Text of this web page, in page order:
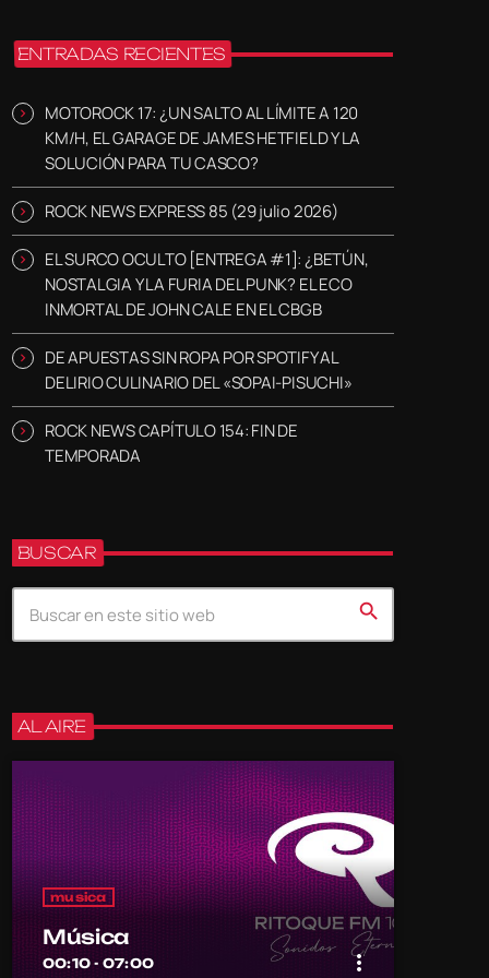
ENTRADAS RECIENTES
MOTOROCK 17: ¿UN SALTO AL LÍMITE A 120
KM/H, EL GARAGE DE JAMES HETFIELD Y LA
SOLUCIÓN PARA TU CASCO?
ROCK NEWS EXPRESS 85 (29 julio 2026)
EL SURCO OCULTO [ENTREGA #1]: ¿BETÚN,
NOSTALGIA Y LA FURIA DEL PUNK? EL ECO
INMORTAL DE JOHN CALE EN EL CBGB
DE APUESTAS SIN ROPA POR SPOTIFY AL
DELIRIO CULINARIO DEL «SOPAI-PISUCHI»
ROCK NEWS CAPÍTULO 154: FIN DE
TEMPORADA
BUSCAR
search
AL AIRE
musica
Música
00:10 - 07:00 more_vert